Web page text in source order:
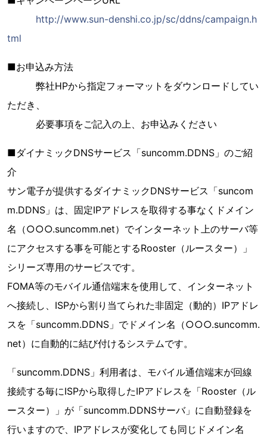
http://www.sun-denshi.co.jp/sc/ddns/campaign.h
tml
■お申込み方法
弊社HPから指定フォーマットをダウンロードしてい
ただき、
必要事項をご記入の上、お申込みください
■ダイナミックDNSサービス「suncomm.DDNS」のご紹
介
サン電子が提供するダイナミックDNSサービス「suncom
m.DDNS」は、固定IPアドレスを取得する事なくドメイン
名（○○○.suncomm.net）でインターネット上のサーバ等
にアクセスする事を可能とするRooster（ルースター）」
シリーズ専用のサービスです。
FOMA等のモバイル通信端末を使用して、インターネット
へ接続し、ISPから割り当てられた非固定（動的）IPアドレ
スを「suncomm.DDNS」でドメイン名（○○○.suncomm.
net）に自動的に結び付けるシステムです。
「suncomm.DDNS」利用者は、モバイル通信端末が回線
接続する毎にISPから取得したIPアドレスを「Rooster（ル
ースター）」が「suncomm.DDNSサーバ」に自動登録を
行いますので、IPアドレスが変化しても同じドメイン名